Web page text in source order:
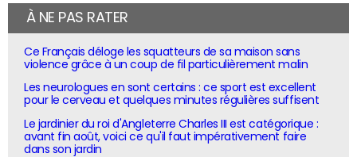
À NE PAS RATER
Ce Français déloge les squatteurs de sa maison sans
violence grâce à un coup de fil particulièrement malin
Les neurologues en sont certains : ce sport est excellent
pour le cerveau et quelques minutes régulières suffisent
Le jardinier du roi d'Angleterre Charles III est catégorique :
avant fin août, voici ce qu'il faut impérativement faire
dans son jardin